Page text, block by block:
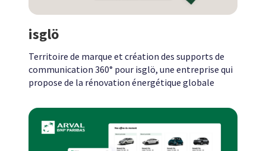
isglö
Territoire de marque et création des supports de
communication 360° pour isglö, une entreprise qui
propose de la rénovation énergétique globale